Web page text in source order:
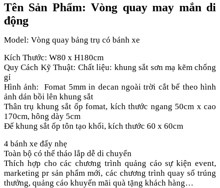
Tên Sản Phẩm: Vòng quay may mắn di
động
Model: Vòng quay bảng trụ có bánh xe
Kích Thước: W80 x H180cm
Quy Cách Kỹ Thuật: Chất liệu: khung sắt sơn mạ kẽm chống
gỉ
Hình ảnh: Fomat 5mm in decan ngoài trời cắt bế theo hình
ảnh dán bồi lên khung sắt
Thân trụ khung sắt ốp fomat, kích thước ngang 50cm x cao
170cm, hông dày 5cm
Đế khung sắt ốp tôn tạo khối, kích thước 60 x 60cm
4 bánh xe đẩy nhẹ
Toàn bộ có thể tháo lắp dễ di chuyển
Thích hợp cho các chương trình quảng cáo sự kiện event,
marketing pr sản phẩm mới, các chương trình quay số trúng
thưởng, quảng cáo khuyến mãi quà tặng khách hàng…